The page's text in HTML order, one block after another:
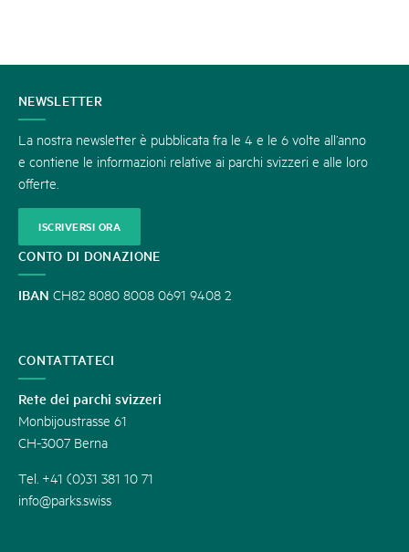
CONTATTATECI
NEWSLETTER
La nostra newsletter è pubblicata fra le 4 e le 6 volte all’anno
e contiene le informazioni relative ai parchi svizzeri e alle loro
offerte.
ISCRIVERSI ORA
CONTO DI DONAZIONE
IBAN CH82 8080 8008 0691 9408 2
CONTATTATECI
Rete dei parchi svizzeri
Monbijoustrasse 61
CH-3007 Berna
Tel. +41 (0)31 381 10 71
info@parks.swiss